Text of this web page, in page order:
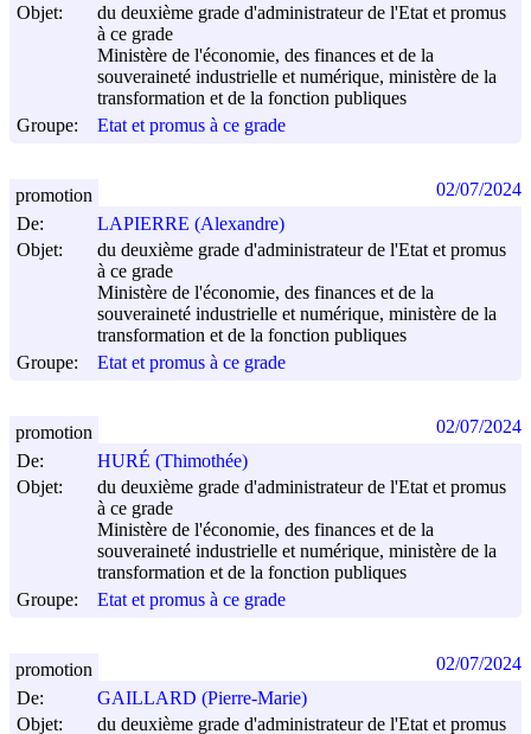
Objet:
du deuxième grade d'administrateur de l'Etat et promus
à ce grade
Ministère de l'économie, des finances et de la
souveraineté industrielle et numérique, ministère de la
transformation et de la fonction publiques
Groupe:
Etat et promus à ce grade
De:
LAPIERRE (Alexandre)
Objet:
du deuxième grade d'administrateur de l'Etat et promus
à ce grade
Ministère de l'économie, des finances et de la
souveraineté industrielle et numérique, ministère de la
transformation et de la fonction publiques
Groupe:
Etat et promus à ce grade
promotion 02/07/2024
De:
HURÉ (Thimothée)
Objet:
du deuxième grade d'administrateur de l'Etat et promus
à ce grade
Ministère de l'économie, des finances et de la
souveraineté industrielle et numérique, ministère de la
transformation et de la fonction publiques
Groupe:
Etat et promus à ce grade
promotion 02/07/2024
De:
GAILLARD (Pierre-Marie)
Objet:
du deuxième grade d'administrateur de l'Etat et promus
promotion 02/07/2024